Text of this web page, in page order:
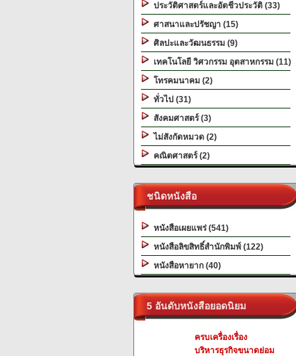
ประวัติศาสตร์และอัตชีวประวัติ (33)
ศาสนาและปรัชญา (15)
ศิลปะและวัฒนธรรม (9)
เทคโนโลยี วิศวกรรม อุตสาหกรรม (11)
โทรคมนาคม (2)
ทั่วไป (31)
สังคมศาสตร์ (3)
ไม่สังกัดหมวด (2)
คณิตศาสตร์ (2)
ชนิดหนังสือ
หนังสือเผยแพร่ (541)
หนังสือลิขสิทธิ์สำนักพิมพ์ (122)
หนังสือหายาก (40)
5 อันดับหนังสือยอดนิยม
ครบเครื่องเรื่อง
บริหารธุรกิจขนาดย่อม